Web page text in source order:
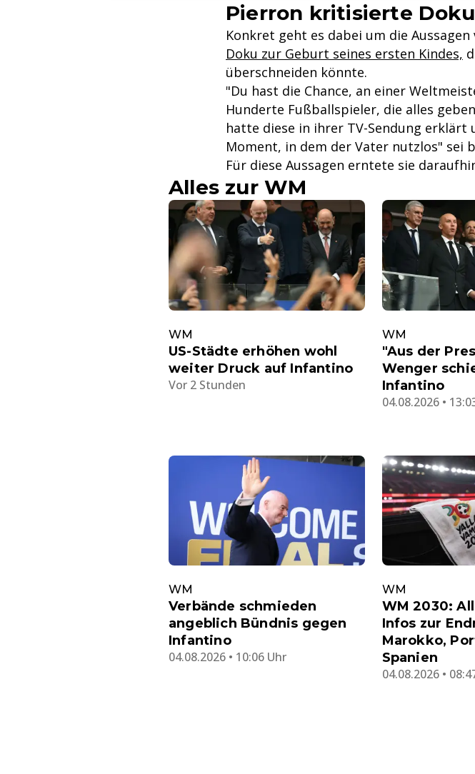
Pierron kritisierte
Konkret geht es dabei um die
Doku zur Geburt seines ersten Kindes,
überschneiden könnte.
"Du hast die Chance, an einer
Hunderte Fußballspieler, die alles
hatte diese in ihrer TV-Sendung
Moment, in dem der Vater nutzlos" sei
Für diese Aussagen erntete sie
Alles zur WM
WM
US-Städte erhöhen wohl
weiter Druck auf Infantino
Vor 2 Stunden
WM
"Aus der
Wenger
Infantino
04.08.2026 •
WM
Verbände schmieden
angeblich Bündnis gegen
Infantino
04.08.2026 • 10:06 Uhr
WM
WM 2030:
Infos zur
Marokko,
Spanien
04.08.2026 •